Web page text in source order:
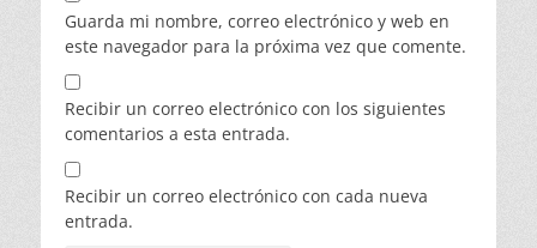
Guarda mi nombre, correo electrónico y web en
este navegador para la próxima vez que comente.
Recibir un correo electrónico con los siguientes
comentarios a esta entrada.
Recibir un correo electrónico con cada nueva
entrada.